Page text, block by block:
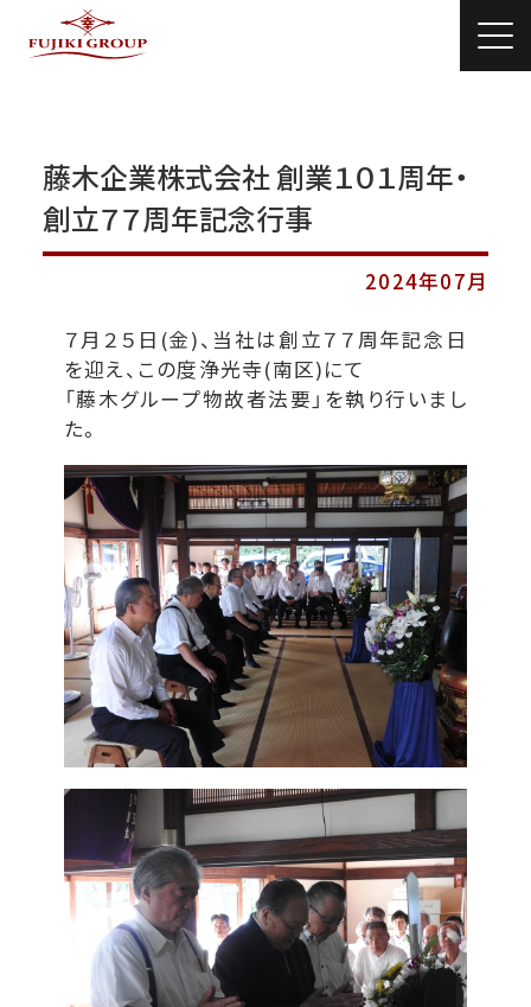
藤木企業株式会社 創業１０１周年・
創立７７周年記念行事
2024年07月
７月２５日(金)、当社は創立７７周年記念日
を迎え、この度浄光寺(南区)にて
「藤木グループ物故者法要」を執り行いまし
た。